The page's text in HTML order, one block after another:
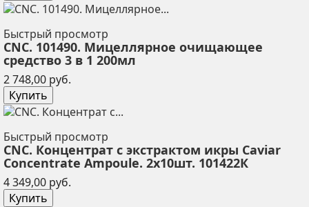
Быстрый просмотр
CNC. 101490. Мицеллярное очищающее
средство 3 в 1 200мл
2 748,00 руб.
Купить
Быстрый просмотр
CNC. Концентрат с экстрактом икры Caviar
Concentrate Ampoule. 2х10шт. 101422К
4 349,00 руб.
Купить